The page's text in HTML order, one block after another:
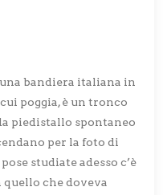
bandiera italiana in
poggia, è un tronco
piedistallo spontaneo
per la foto di
studiate adesso c’è
che doveva